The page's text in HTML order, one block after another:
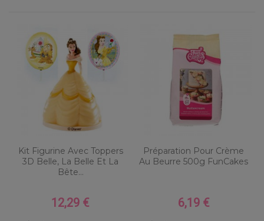
Kit Figurine Avec Toppers
3D Belle, La Belle Et La
Bête...
Prix
12,29 €
Préparation Pour Crème
Au Beurre 500g FunCakes
Prix
6,19 €